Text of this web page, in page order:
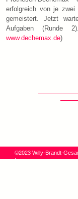
erfolgreich von je
gemeistert. Jetzt
Aufgaben (Runde
www.dechemax.de)
©2023 Willy-Brandt-
Impressum